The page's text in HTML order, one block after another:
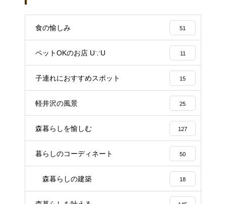
食の愉しみ 51
ペットOKのお店 U∵U 11
子連れにおすすめスポット 15
軽井沢の風景 25
森暮らしを愉しむ 127
暮らしのコーディネート 50
森暮らしの建築 18